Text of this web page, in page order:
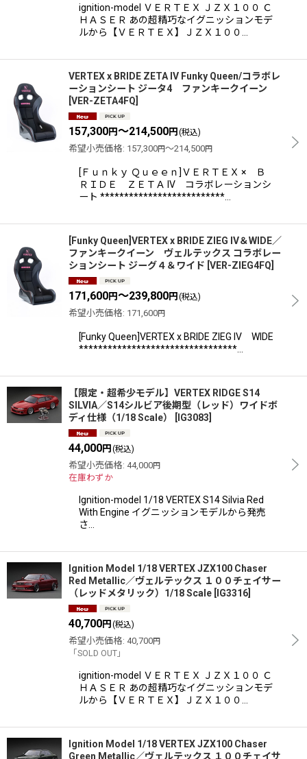
ignition-model ＶＥＲＴＥＸ ＪＺＸ１００ Ｃ
ＨＡＳＥＲ あの超精巧なイグニッションモデ
ルから【ＶＥＲＴＥＸ】ＪＺＸ１００…
VERTEX x BRIDE ZETA IV Funky Queen/コラボレ
ーションシート ジータ4 ファンキークイーン
VER-ZETA4FQ
157,300円～214,500円 (税込)
希望小売価格: 157,300円～214,500円
[Ｆｕｎｋｙ Ｑｕｅｅｎ]ＶＥＲＴＥＸ × Ｂ
ＲＩＤＥ ＺＥＴＡ IV コラボレーションシ
ート **************************…
[Funky Queen]VERTEX x BRIDE ZIEG IV＆WIDE／
ファンキークイーン ヴェルテックス コラボレー
ションシート ジーグ４＆ワイド VER-ZIEG4FQ
171,600円～239,800円 (税込)
希望小売価格: 171,600円
[Funky Queen]VERTEX x BRIDE ZIEG IV WIDE
*********************************…
【限定・超希少モデル】VERTEX RIDGE S14
SILVIA／S14シルビア後期型（レッド）ワイドボ
ディ仕様（1/18 Scale）
IG3083
44,000円 (税込)
希望小売価格: 44,000円
在庫わずか
Ignition-model 1/18 VERTEX S14 Silvia Red
With Engine イグニッションモデルから発売
さ…
Ignition Model 1/18 VERTEX JZX100 Chaser
Red Metallic／ヴェルテックス １００チェイサー
（レッドメタリック）1/18 Scale
IG3316
40,700円 (税込)
希望小売価格: 40,700円
「SOLD OUT」
ignition-model ＶＥＲＴＥＸ ＪＺＸ１００ Ｃ
ＨＡＳＥＲ あの超精巧なイグニッションモデ
ルから【ＶＥＲＴＥＸ】ＪＺＸ１００…
Ignition Model 1/18 VERTEX JZX100 Chaser
Green Metallic／ヴェルテックス １００チェイサ